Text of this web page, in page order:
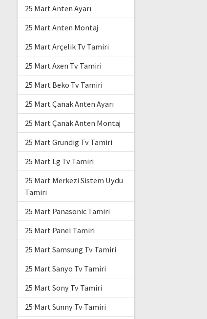
25 Mart Anten Ayarı
25 Mart Anten Montaj
25 Mart Arçelik Tv Tamiri
25 Mart Axen Tv Tamiri
25 Mart Beko Tv Tamiri
25 Mart Çanak Anten Ayarı
25 Mart Çanak Anten Montaj
25 Mart Grundig Tv Tamiri
25 Mart Lg Tv Tamiri
25 Mart Merkezi Sistem Uydu
Tamiri
25 Mart Panasonic Tamiri
25 Mart Panel Tamiri
25 Mart Samsung Tv Tamiri
25 Mart Sanyo Tv Tamiri
25 Mart Sony Tv Tamiri
25 Mart Sunny Tv Tamiri